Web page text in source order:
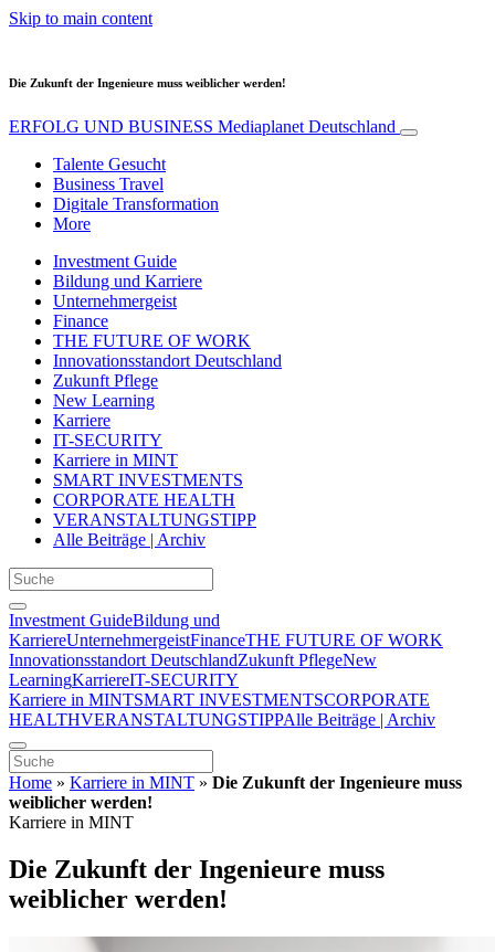
Skip to main content
Die Zukunft der Ingenieure muss weiblicher werden!
ERFOLG UND BUSINESS Mediaplanet Deutschland
Talente Gesucht
Business Travel
Digitale Transformation
More
Investment Guide
Bildung und Karriere
Unternehmergeist
Finance
THE FUTURE OF WORK
Innovationsstandort Deutschland
Zukunft Pflege
New Learning
Karriere
IT-SECURITY
Karriere in MINT
SMART INVESTMENTS
CORPORATE HEALTH
VERANSTALTUNGSTIPP
Alle Beiträge | Archiv
Investment GuideBildung und
KarriereUnternehmergeistFinanceTHE FUTURE OF WORK
Innovationsstandort DeutschlandZukunft PflegeNew
LearningKarriereIT-SECURITY
Karriere in MINTSMART INVESTMENTSCORPORATE
HEALTHVERANSTALTUNGSTIPPAlle Beiträge | Archiv
Home » Karriere in MINT » Die Zukunft der Ingenieure muss
weiblicher werden!
Karriere in MINT
Die Zukunft der Ingenieure muss
weiblicher werden!